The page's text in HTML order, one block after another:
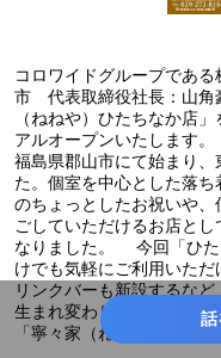
コロワイドグループであ
市 代表取締役社長：山角
（ねねや）ひたちなか店
アルオープンいたします
福島県郡山市にて始まり
た。個室を中心とした落
のちょっとしたお祝いや
ごしていただけるお店と
なりました。 今回「ひた
けでも気軽にご利用いた
リンクバーも新設するな
生まれ変わりました。 是
「寧々家（ねねや）ひた
話